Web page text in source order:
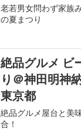
老若男女問わず家族
の夏まつり
絶品グルメ ビ
り＠神田明神
東京都
絶品グルメ屋台と美
合！